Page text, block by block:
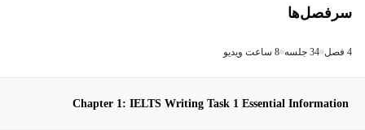
سرفصل‌ها
4 فصل 34 جلسه 8 ساعت ویدیو
Chapter 1: IELTS Writing Task 1 Essential Information